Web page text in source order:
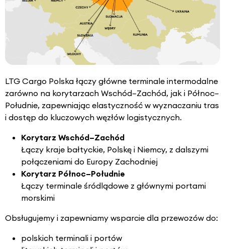
LTG Cargo Polska łączy główne terminale intermodalne
zarówno na korytarzach Wschód–Zachód, jak i Północ–
Południe, zapewniając elastyczność w wyznaczaniu tras
i dostęp do kluczowych węzłów logistycznych.
Korytarz Wschód–Zachód
Łączy kraje bałtyckie, Polskę i Niemcy, z dalszymi
połączeniami do Europy Zachodniej
Korytarz Północ–Południe
Łączy terminale śródlądowe z głównymi portami
morskimi
Obsługujemy i zapewniamy wsparcie dla przewozów do:
polskich terminali i portów